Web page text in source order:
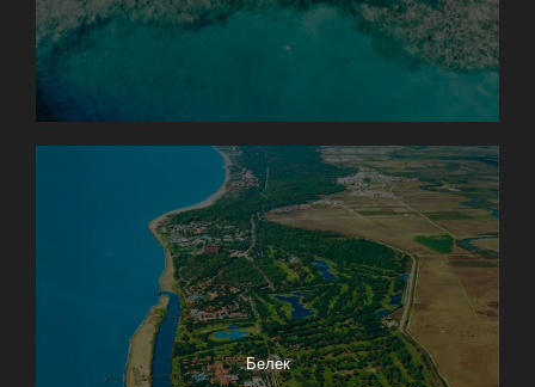
Белек